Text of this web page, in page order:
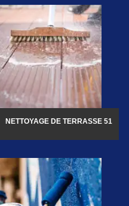
NETTOYAGE DE TERRASSE 51